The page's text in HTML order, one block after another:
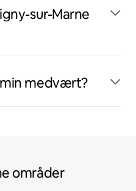
sur-Marne
medvært?
områder